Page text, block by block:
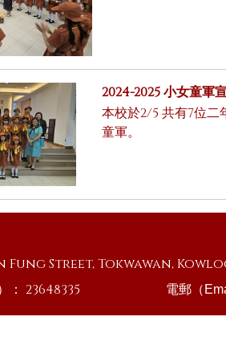
2024-2025 小女童軍
本校於2/5 共有7位二
童軍。
Fung Street, Tokwawan,
： 23648335 電郵（